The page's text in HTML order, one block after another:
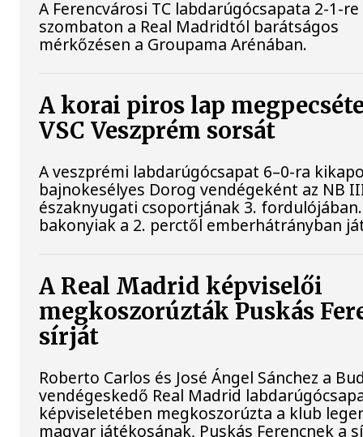
A Ferencvárosi TC labdarúgócsapata 2-1-
szombaton a Real Madridtól barátságos
mérkőzésen a Groupama Arénában.
A korai piros lap
VSC Veszprém sorsát
A veszprémi labdarúgócsapat 6–0-ra
bajnokesélyes Dorog vendégeként az NB
északnyugati csoportjának 3.
bakonyiak a 2. perctől emberhátrányban
A Real Madrid képviselői
megkoszorúzták Puskás
sírját
Roberto Carlos és José Ángel Sánchez a
vendégeskedő Real Madrid
képviseletében megkoszorúzta a klub
magyar játékosának, Puskás Ferencnek a